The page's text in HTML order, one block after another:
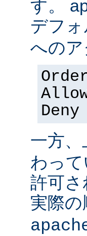
す。
デフ
への
一方、
わっ
許可
実際の